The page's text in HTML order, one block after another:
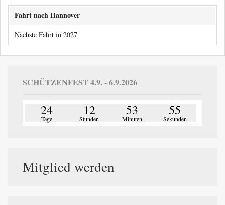
Fahrt nach Hannover
Nächste Fahrt in 2027
SCHÜTZENFEST 4.9. - 6.9.2026
24
Tage
12
Stunden
53
Minuten
55
Sekunden
Mitglied werden